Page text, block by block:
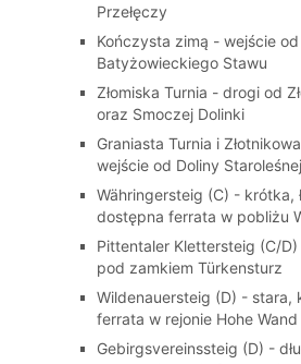
Przełęczy
Kończysta zimą - wejście od
Batyżowieckiego Stawu
Złomiska Turnia - drogi od
oraz Smoczej Dolinki
Graniasta Turnia i
wejście od Doliny Staroleśnej
Währingersteig (C) - krótka,
dostępna ferrata w pobliżu
Pittentaler Klettersteig (C/
pod zamkiem Türkensturz
Wildenauersteig (D) - stara,
ferrata w rejonie Hohe Wand
Gebirgsvereinssteig (D) -